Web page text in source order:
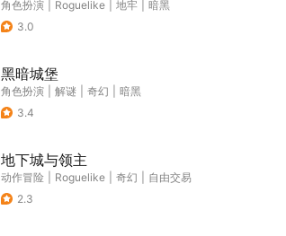
角色扮演 Roguelike 地牢
暗黑
3.0
黑暗城堡
角色扮演 解谜 奇幻
暗黑
3.4
地下城与领主
动作冒险 Roguelike 奇幻
自由交易
2.3